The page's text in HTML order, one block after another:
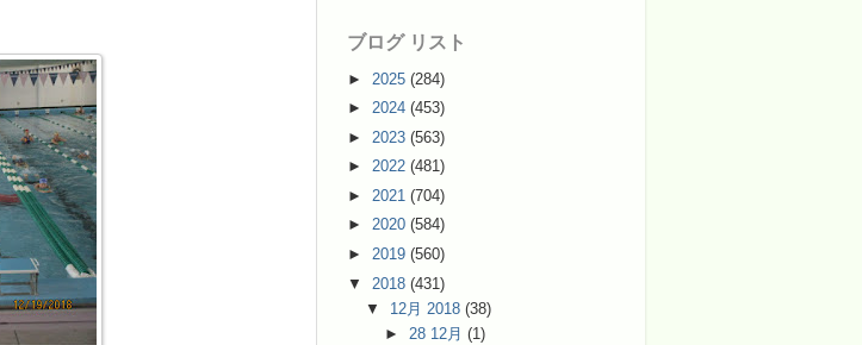
ブログ リスト
► 2025 (284)
► 2024 (453)
► 2023 (563)
► 2022 (481)
► 2021 (704)
► 2020 (584)
► 2019 (560)
▼ 2018 (431)
▼ 12月 2018(38)
► 28 12月 (1)